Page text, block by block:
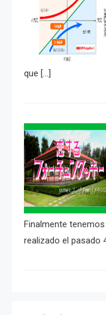
que […]
Finalmente
realizado el pasado